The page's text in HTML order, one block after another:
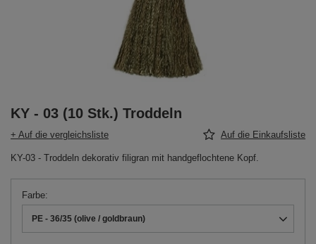
KY - 03 (10 Stk.) Troddeln
+ Auf die vergleichsliste Auf die Einkaufsliste
KY-03 - Troddeln dekorativ filigran mit handgeflochtene Kopf.
Farbe
PE - 36/35 (olive / goldbraun)